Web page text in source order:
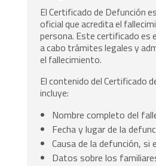
El Certificado de Defunción
oficial que acredita el
persona. Este certificado es
a cabo trámites legales y
el fallecimiento.
El contenido del Certificado
incluye:
Nombre completo del
Fecha y lugar de la
Causa de la defunción, si
Datos sobre los